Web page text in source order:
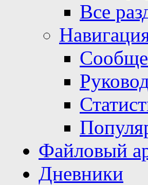
Все
Файловый
Дневники